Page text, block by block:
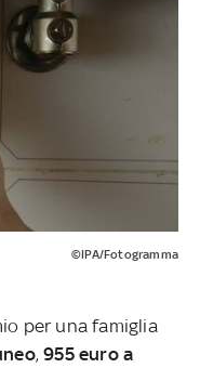
©IPA/Fotogramma
per una famiglia
,955 euro a